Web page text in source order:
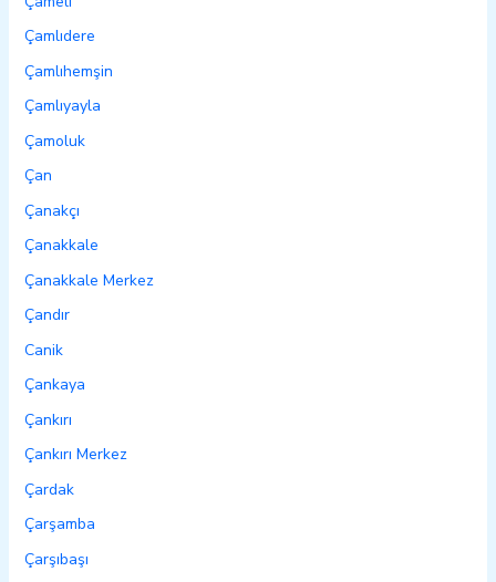
Çamlıdere
Çamlıhemşin
Çamlıyayla
Çamoluk
Çan
Çanakçı
Çanakkale
Çanakkale Merkez
Çandır
Canik
Çankaya
Çankırı
Çankırı Merkez
Çardak
Çarşamba
Çarşıbaşı